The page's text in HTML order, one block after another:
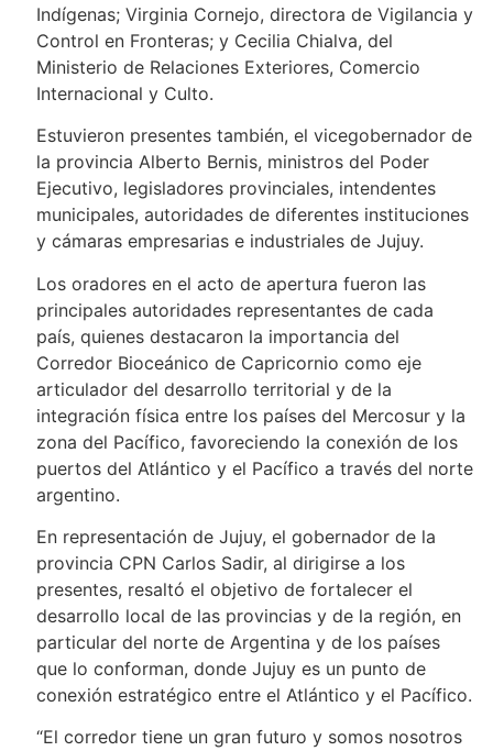
Indígenas; Virginia Cornejo, directora de Vigilancia y
Control en Fronteras; y Cecilia Chialva, del
Ministerio de Relaciones Exteriores, Comercio
Internacional y Culto.
Estuvieron presentes también, el vicegobernador de
la provincia Alberto Bernis, ministros del Poder
Ejecutivo, legisladores provinciales, intendentes
municipales, autoridades de diferentes instituciones
y cámaras empresarias e industriales de Jujuy.
Los oradores en el acto de apertura fueron las
principales autoridades representantes de cada
país, quienes destacaron la importancia del
Corredor Bioceánico de Capricornio como eje
articulador del desarrollo territorial y de la
integración física entre los países del Mercosur y la
zona del Pacífico, favoreciendo la conexión de los
puertos del Atlántico y el Pacífico a través del norte
argentino.
En representación de Jujuy, el gobernador de la
provincia CPN Carlos Sadir, al dirigirse a los
presentes, resaltó el objetivo de fortalecer el
desarrollo local de las provincias y de la región, en
particular del norte de Argentina y de los países
que lo conforman, donde Jujuy es un punto de
conexión estratégico entre el Atlántico y el Pacífico.
“El corredor tiene un gran futuro y somos nosotros